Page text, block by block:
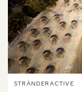
STRÄNDERACTIVE